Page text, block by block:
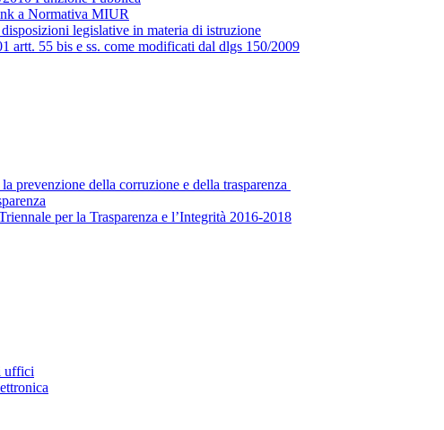
a Normativa MIUR
legislative in materia di istruzione
artt. 55 bis e ss. come modificati dal dlgs 150/2009
prevenzione della corruzione e della trasparenza
per la Trasparenza e l’Integrità 2016-2018
uffici